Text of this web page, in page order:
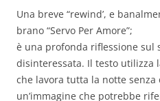
Una breve “rewind’, e
brano “Servo Per Amore”;
è una profonda riflessione sul
disinteressata. Il testo utilizza
che lavora tutta la notte
un’immagine che potrebbe